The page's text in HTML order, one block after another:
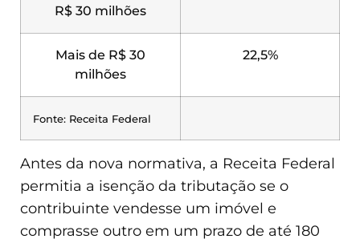
R$ 30 milhões
Mais de R$ 30
milhões
22,5%
Fonte: Receita Federal
Antes da nova normativa, a Receita Federal
permitia a isenção da tributação se o
contribuinte vendesse um imóvel e
comprasse outro em um prazo de até 180